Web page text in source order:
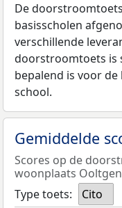
De
basisscholen
verschillende
doorstroomtoets is
bepalend is voor
school.
Gemiddelde
Scores op de
woonplaats
Type toets:
Cito